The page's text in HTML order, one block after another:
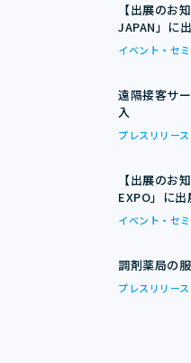
【出展のお
JAPAN」に
イベント・セ
遠隔接客サ
入
プレスリリース
【出展のお
EXPO」に
イベント・セ
調剤薬局の
プレスリリース